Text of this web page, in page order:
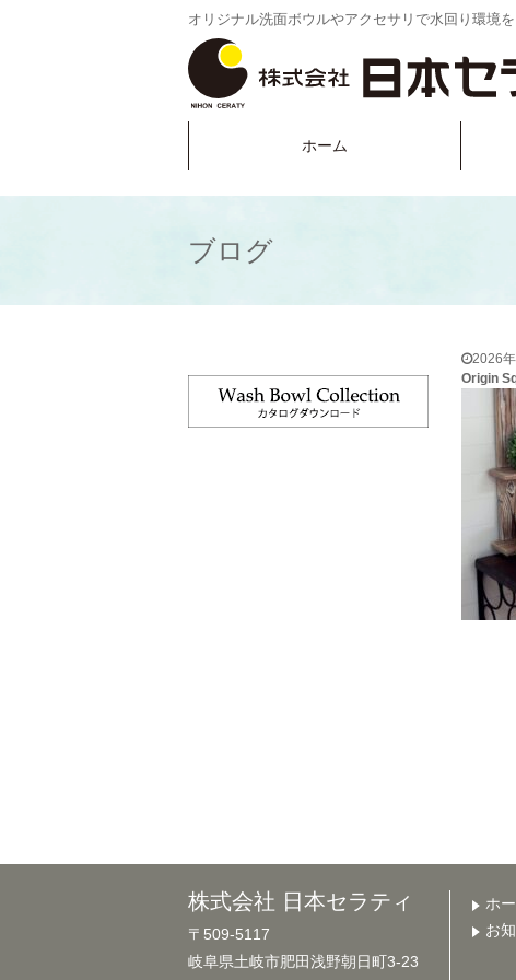
オリジナル洗面ボウルやアクセサリで水回り環境を
ホーム
ブログ
2026
Origin
株式会社 日本セラティ
〒509-5117
岐阜県土岐市肥田浅野朝日町3-23
ホ
お